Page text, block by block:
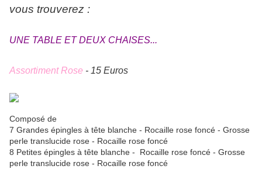
vous trouverez :
UNE TABLE ET DEUX CHAISES...
Assortiment Rose - 15 Euros
Composé de
7 Grandes épingles à tête blanche - Rocaille rose foncé - Grosse
perle translucide rose - Rocaille rose foncé
8 Petites épingles à tête blanche - Rocaille rose foncé - Grosse
perle translucide rose - Rocaille rose foncé